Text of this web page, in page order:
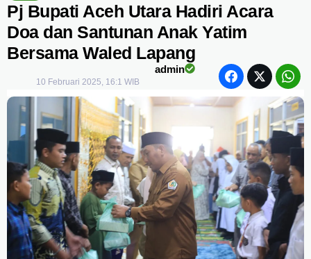
Pj Bupati Aceh Utara Hadiri Acara
Doa dan Santunan Anak Yatim
Bersama Waled Lapang
admin
10 Februari 2025, 16:1 WIB